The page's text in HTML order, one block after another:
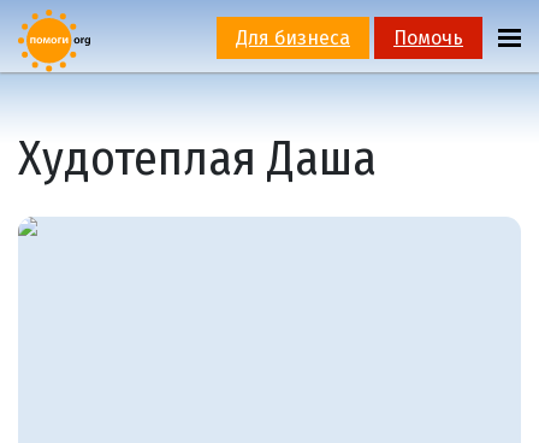
Для бизнеса Помочь
Худотеплая Даша